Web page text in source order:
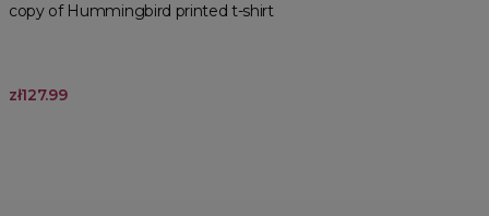
copy of Hummingbird printed t-shirt
zł127.99